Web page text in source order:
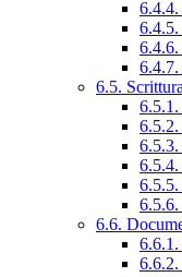
6.4.6.
6.4.7.
6.5.
6.5.1.
6.5.6.
6.6.